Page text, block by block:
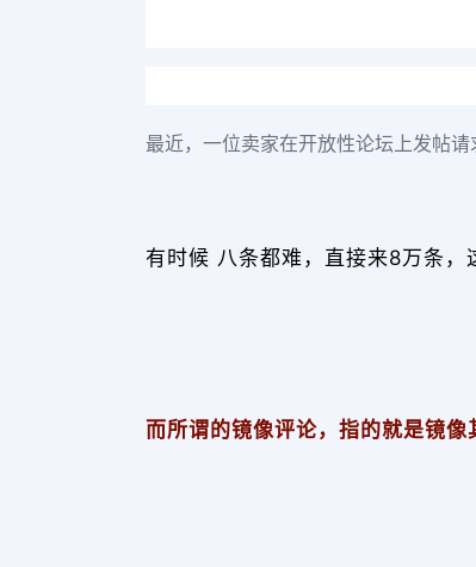
最近，一位卖家在开放性论坛上发帖
有时候 八条都难，直接来8万条，
而所谓的镜像评论，指的就是镜